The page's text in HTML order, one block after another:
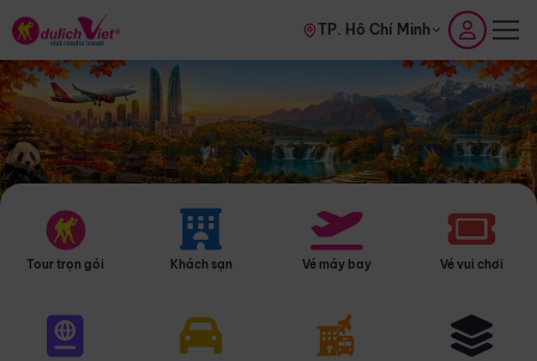
TP. Hồ Chí Minh
Tour trọn gói Khách sạn Vé máy bay Vé vui chơi